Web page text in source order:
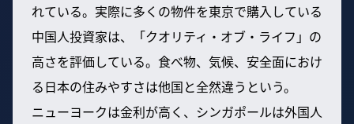
れている。実際に多くの物件を東京で購入している
中国人投資家は、「クオリティ・オブ・ライフ」の
高さを評価している。食べ物、気候、安全面におけ
る日本の住みやすさは他国と全然違うという。
ニューヨークは金利が高く、シンガポールは外国人